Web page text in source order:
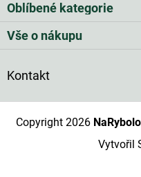
Oblíbené kategorie
Vše o nákupu
Kontakt
Vytvořil
Copyright 2026